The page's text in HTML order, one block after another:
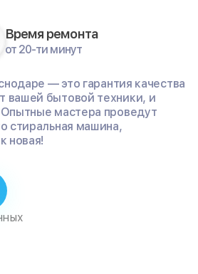
Время ремонта
от 20-ти минут
— это гарантия качества
вашей бытовой техники, и
Опытные мастера проведут
стиральная машина,
новая!